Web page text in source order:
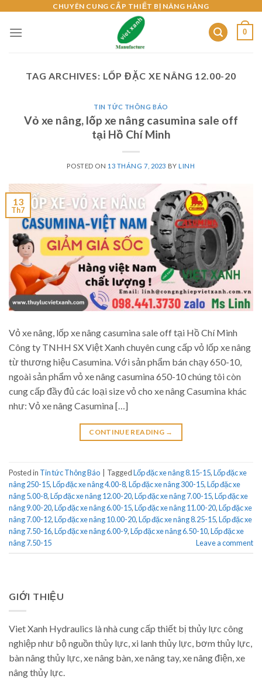
content
CHUYÊN CUNG CẤP THIẾT BỊ NÂNG HÀNG
0
TAG ARCHIVES: LỐP ĐẶC XE NÂNG 12.00-20
TIN TỨC THÔNG BÁO
Vỏ xe nâng, lốp xe nâng casumina sale off
tại Hồ Chí Minh
POSTED ON 13 THÁNG 7, 2023 BYLINH
13
Th7
Vỏ xe nâng, lốp xe nâng casumina sale off tại Hồ Chí Minh
Công ty TNHH SX Việt Xanh chuyên cung cấp vỏ lốp xe nâng
từ thương hiệu Casumina. Với sản phẩm bán chạy 650-10,
ngoài sản phẩm vỏ xe nâng casumina 650-10 chúng tôi còn
cung cấp đầy đủ các loại size vỏ cho xe nâng Casumina khác
như: Vỏ xe nâng Casumina […]
CONTINUE READING →
Posted in Tin tức Thông Báo TaggedLốp đặc xe nâng 8.15-15,Lốp đặc xe
nâng 250-15,Lốp đặc xe nâng 4.00-8,Lốp đặc xe nâng 300-15,Lốp đặc xe
nâng 5.00-8,Lốp đặc xe nâng 12.00-20,Lốp đặc xe nâng 7.00-15,Lốp đặc xe
nâng 9.00-20,Lốp đặc xe nâng 6.00-15,Lốp đặc xe nâng 11.00-20,Lốp đặc xe
nâng 7.00-12,Lốp đặc xe nâng 10.00-20,Lốp đặc xe nâng 8.25-15,Lốp đặc xe
nâng 7.50-16,Lốp đặc xe nâng 6.00-9,Lốp đặc xe nâng 6.50-10,Lốp đặc xe
nâng 7.50-15
Leave a comment
GIỚI THIỆU
Viet Xanh Hydraulics là nhà cung cấp thiết bị thủy lực công
nghiệp như bộ nguồn thủy lực, xi lanh thủy lực, bơm thủy lực,
bàn nâng thủy lực, xe nâng bàn, xe nâng tay, xe nâng điện, xe
nâng thủy lực.